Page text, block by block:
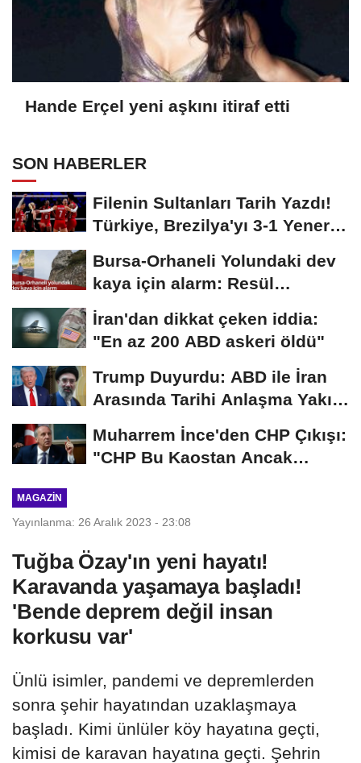
Hande Erçel yeni aşkını itiraf etti
SON HABERLER
Filenin Sultanları Tarih Yazdı!
Türkiye, Brezilya'yı 3-1 Yenerek
Bursa-Orhaneli Yolundaki dev
kaya için alarm: Resül
Kaplan'dan yetkililere...
İran'dan dikkat çeken iddia:
"En az 200 ABD askeri öldü"
Trump Duyurdu: ABD ile İran
Arasında Tarihi Anlaşma Yakın!
Muharrem İnce'den CHP Çıkışı:
"CHP Bu Kaostan Ancak
MAGAZIN
Yayınlanma: 26 Aralık 2023 - 23:08
Tuğba Özay'ın yeni hayatı!
Karavanda yaşamaya başladı!
'Bende deprem değil insan
korkusu var'
Ünlü isimler, pandemi ve depremlerden
sonra şehir hayatından uzaklaşmaya
başladı. Kimi ünlüler köy hayatına geçti,
kimisi de karavan hayatına geçti. Şehrin